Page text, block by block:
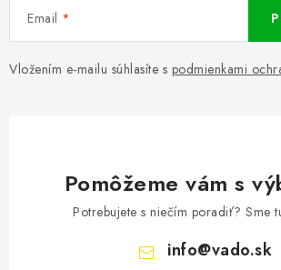
Email
Vložením e-mailu súhlasíte s podmienkami
Pomôžeme vám s
Potrebujete s niečím poradiť? Sme
info@vado.sk